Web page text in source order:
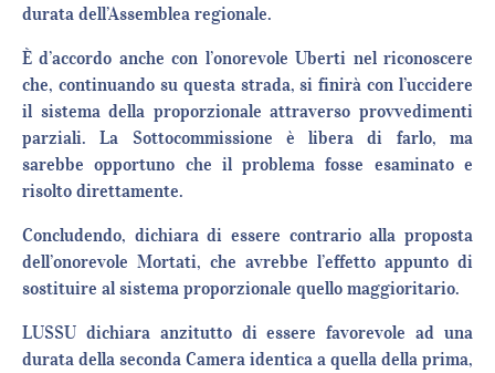
durata dell’Assemblea regionale.
È d’accordo anche con l’onorevole Uberti nel riconoscere
che, continuando su questa strada, si finirà con l’uccidere
il sistema della proporzionale attraverso provvedimenti
parziali. La Sottocommissione è libera di farlo, ma
sarebbe opportuno che il problema fosse esaminato e
risolto direttamente.
Concludendo, dichiara di essere contrario alla proposta
dell’onorevole Mortati, che avrebbe l’effetto appunto di
sostituire al sistema proporzionale quello maggioritario.
LUSSU dichiara anzitutto di essere favorevole ad una
durata della seconda Camera identica a quella della prima,